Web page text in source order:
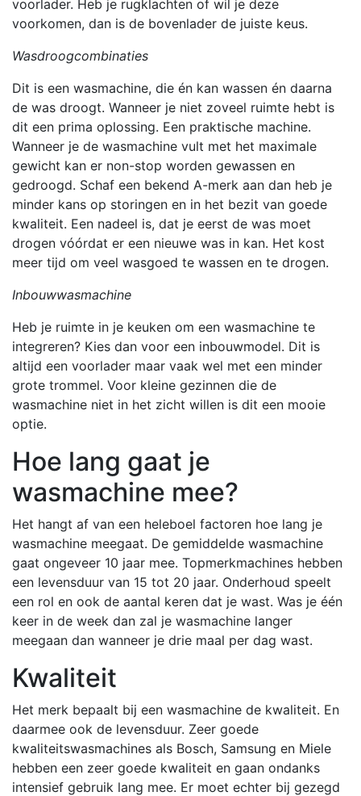
voorlader. Heb je rugklachten of wil je deze
voorkomen, dan is de bovenlader de juiste keus.
Wasdroogcombinaties
Dit is een wasmachine, die én kan wassen én daarna
de was droogt. Wanneer je niet zoveel ruimte hebt is
dit een prima oplossing. Een praktische machine.
Wanneer je de wasmachine vult met het maximale
gewicht kan er non-stop worden gewassen en
gedroogd. Schaf een bekend A-merk aan dan heb je
minder kans op storingen en in het bezit van goede
kwaliteit. Een nadeel is, dat je eerst de was moet
drogen vóórdat er een nieuwe was in kan. Het kost
meer tijd om veel wasgoed te wassen en te drogen.
Inbouwwasmachine
Heb je ruimte in je keuken om een wasmachine te
integreren? Kies dan voor een inbouwmodel. Dit is
altijd een voorlader maar vaak wel met een minder
grote trommel. Voor kleine gezinnen die de
wasmachine niet in het zicht willen is dit een mooie
optie.
Hoe lang gaat je
wasmachine mee?
Het hangt af van een heleboel factoren hoe lang je
wasmachine meegaat. De gemiddelde wasmachine
gaat ongeveer 10 jaar mee. Topmerkmachines hebben
een levensduur van 15 tot 20 jaar. Onderhoud speelt
een rol en ook de aantal keren dat je wast. Was je één
keer in de week dan zal je wasmachine langer
meegaan dan wanneer je drie maal per dag wast.
Kwaliteit
Het merk bepaalt bij een wasmachine de kwaliteit. En
daarmee ook de levensduur. Zeer goede
kwaliteitswasmachines als Bosch, Samsung en Miele
hebben een zeer goede kwaliteit en gaan ondanks
intensief gebruik lang mee. Er moet echter bij gezegd